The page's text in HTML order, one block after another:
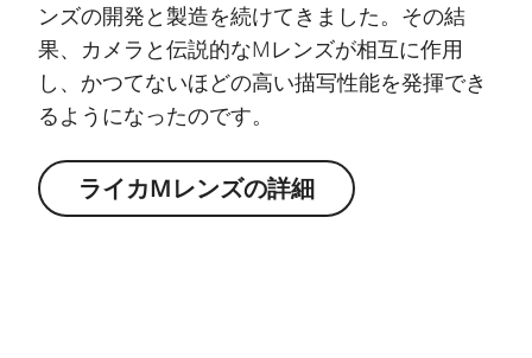
ンズの開発と製造を続けてきました。その結
果、カメラと伝説的なMレンズが相互に作用
し、かつてないほどの高い描写性能を発揮でき
るようになったのです。
ライカMレンズの詳細